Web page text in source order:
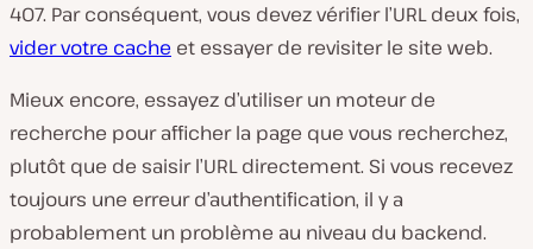
407. Par conséquent, vous devez vérifier l’URL deux fois,
vider votre cache et essayer de revisiter le site web.
Mieux encore, essayez d’utiliser un moteur de
recherche pour afficher la page que vous recherchez,
plutôt que de saisir l’URL directement. Si vous recevez
toujours une erreur d’authentification, il y a
probablement un problème au niveau du backend.